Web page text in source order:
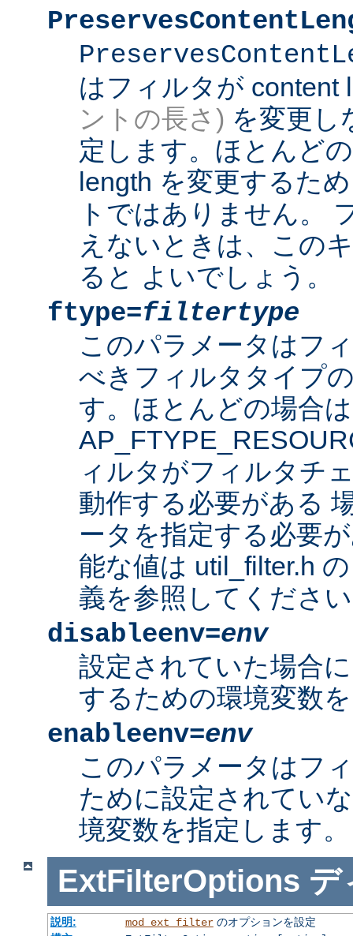
はフィルタが content
ントの長さ) を変更し
定します。ほとんど
length を変更するた
トではありません。
えないときは、この
ると よいでしょう。
ftype=filtertype
このパラメータはフ
べきフィルタタイプ
す。ほとんどの場合
ィルタがフィルタチ
動作する必要がある
ータを指定する必要
能な値は util_filter.h
義を参照してくださ
disableenv=env
設定されていた場合
するための環境変数
enableenv=env
このパラメータはフ
ために設定されてい
境変数を指定します。
ExtFilterOptions デ
説明: mod_ext_filterのオプションを設定